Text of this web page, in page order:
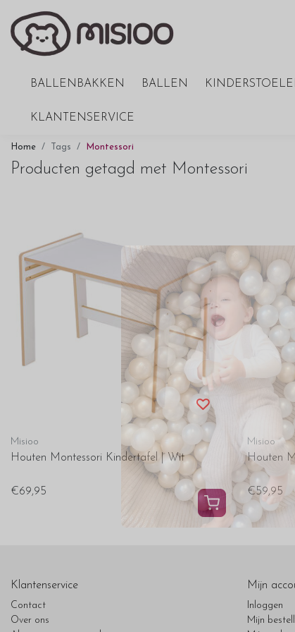
BALLENBAKKEN BALLEN
KLANTENSERVICE
Home Tags Montessori
Producten getagd met Montessori
Misioo
Houten Montessori Kindertafel | Wit
€69,95
Misioo
Houten
€59,95
Klantenservice
Contact
Over ons
Mijn
Inloggen
Mijn